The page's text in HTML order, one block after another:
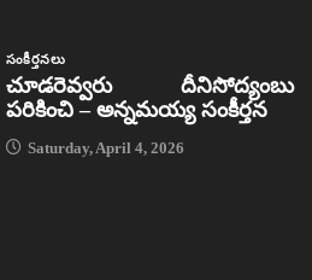
సంకీర్తనలు
చూడరెవ్వరు దీనిసోద్యంబు
పరికించి – అన్నమయ్య సంకీర్తన
Saturday, April 4, 2026